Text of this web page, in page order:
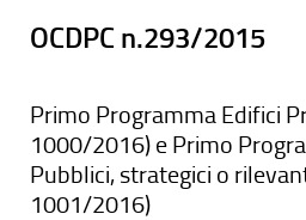
OCDPC n.293/2015
Primo Programma Edifici
1000/2016) e Primo
Pubblici, strategici o
1001/2016)